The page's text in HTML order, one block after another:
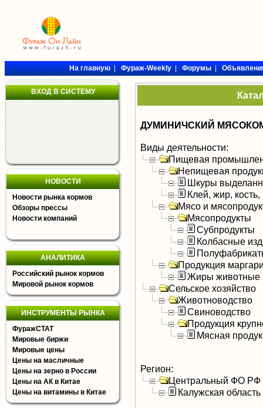
На главную|Фураж-Weekly|Форумы|
ВХОД В СИСТЕМУ
НОВОСТИ
Новости рынка кормов
Обзоры прессы
Новости компаний
АНАЛИТИКА
Российский рынок кормов
Мировой рынок кормов
ИНСТРУМЕНТЫ РЫНКА
ФуражСТАТ
Мировые биржи
Мировые цены
Цены на масличные
Цены на зерно в России
Цены на АК в Китае
Цены на витамины в Китае
ДУМИНИЧСКИЙ
Виды деятельности:
Пищевая
Непищевая
Шкуры
Клей, жир,
Мясо и
Мясопродукты
Субпродукты
Колбасные
Продукция
Жиры животные
Сельское хозяйство
Животноводство
Свиноводство
Продукция
Мясная
Регион:
Центральный ФО РФ
Калужская область